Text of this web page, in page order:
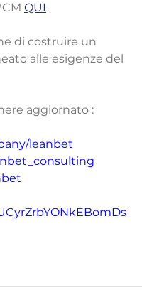
QUI
di costruire un
alle esigenze del
aggiornato :
leanbet